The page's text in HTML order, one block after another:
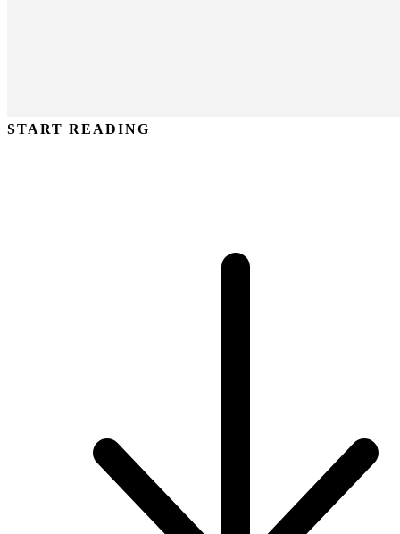
START READING